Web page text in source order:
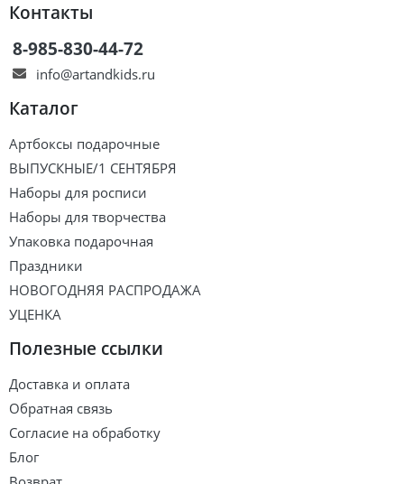
Контакты
8-985-830-44-72
info@artandkids.ru
Каталог
Артбоксы подарочные
ВЫПУСКНЫЕ/1 СЕНТЯБРЯ
Наборы для росписи
Наборы для творчества
Упаковка подарочная
Праздники
НОВОГОДНЯЯ РАСПРОДАЖА
УЦЕНКА
Полезные ссылки
Доставка и оплата
Обратная связь
Согласие на обработку
Блог